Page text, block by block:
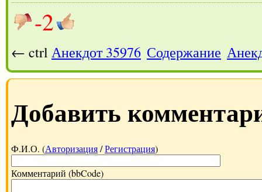
-2
← ctrl Анекдот 35976 Содержание
Добавить
Ф.И.О. (Авторизация/Регистрация)
Комментарий (bbCode)